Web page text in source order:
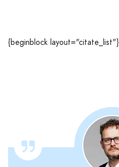
{beginblock layout="citate_list"}